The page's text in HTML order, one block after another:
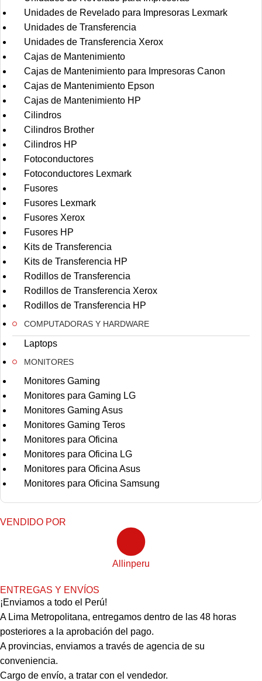
Unidades de Revelado para Impresoras Lexmark
Unidades de Transferencia
Unidades de Transferencia Xerox
Cajas de Mantenimiento
Cajas de Mantenimiento para Impresoras Canon
Cajas de Mantenimiento Epson
Cajas de Mantenimiento HP
Cilindros
Cilindros Brother
Cilindros HP
Fotoconductores
Fotoconductores Lexmark
Fusores
Fusores Lexmark
Fusores Xerox
Fusores HP
Kits de Transferencia
Kits de Transferencia HP
Rodillos de Transferencia
Rodillos de Transferencia Xerox
Rodillos de Transferencia HP
COMPUTADORAS Y HARDWARE
Laptops
MONITORES
Monitores Gaming
Monitores para Gaming LG
Monitores Gaming Asus
Monitores Gaming Teros
Monitores para Oficina
Monitores para Oficina LG
Monitores para Oficina Asus
Monitores para Oficina Samsung
VENDIDO POR
Allinperu
ENTREGAS Y ENVÍOS
¡Enviamos a todo el Perú!
A Lima Metropolitana, entregamos dentro de las 48 horas
posteriores a la aprobación del pago.
A provincias, enviamos a través de agencia de su
conveniencia.
Cargo de envío, a tratar con el vendedor.